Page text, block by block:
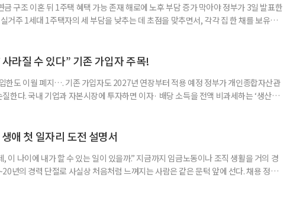
금 구조 이혼 뒤 1주택 혜택 가능 존재 해로에 노후 부담 증가 막아야 정부가 3일 발표한
거주 1세대 1주택자의 세 부담을 낮추는 데 초점을 맞추면서, 각각 집 한 채를 보유한
보유하면 한 세대가 두 채를 가진 것으로 보지만, 실제 이혼해 주거와 생계를 분
사라질 수 있다” 기존 가입자 주목!
한도 이월 폐지…. 기존 가입자도 2027년 연장부터 적용 예정 정부가 개인종합자산관
한다. 국내 기업과 자본시장에 투자하면 이자· 배당 소득을 전액 비과세하는 ‘생산적
표된 세제개편안이 국회 통과 후 그대로 시행된다면 법 시행 전 본
애 첫 일자리 도전 설명서
, 이 나이에 내가 할 수 있는 일이 있을까.” 지금까지 임금노동이나 조직 생활을 거의 경
년의 경력 단절로 사실상 처음처럼 느껴지는 사람은 같은 문턱 앞에 선다. 채용 정보를